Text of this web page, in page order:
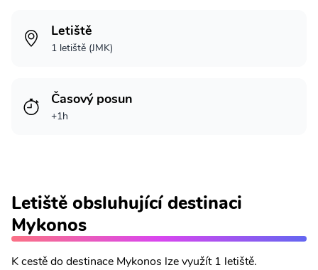
Letiště
1 letiště (JMK)
Časový posun
+1h
Letiště obsluhující destinaci
Mykonos
K cestě do destinace Mykonos lze využít 1 letiště.